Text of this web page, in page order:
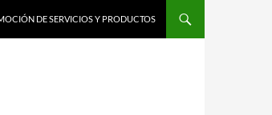
DE SERVICIOS Y PRODUCTOS